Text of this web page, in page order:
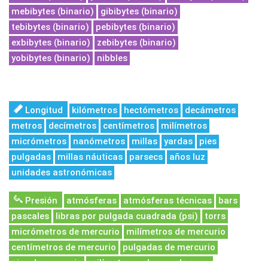
mebibytes (binario)
gibibytes (binario)
tebibytes (binario)
pebibytes (binario)
exbibytes (binario)
zebibytes (binario)
yobibytes (binario)
nibbles
Longitud kilómetros hectómetros
decámetros
metros
decímetros centímetros
milímetros
micrómetros
nanómetros millas yardas
pies
pulgadas
millas náuticas parsecs
años luz
unidades astronómicas
Presión atmósferas atmósferas técnicas
bars
pascales
libras por pulgada cuadrada (psi)
torrs
micrómetros de mercurio
milímetros de mercurio
centímetros de mercurio
pulgadas de mercurio